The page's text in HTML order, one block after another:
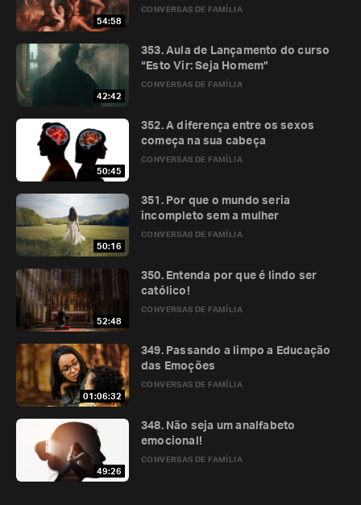
54:58
CONVERSAS DE FAMÍLIA
42:42
CONVERSAS DE FAMÍLIA
353. Aula de Lançamento do curso
“Esto Vir: Seja Homem”
50:45
CONVERSAS DE FAMÍLIA
352. A diferença entre os sexos
começa na sua cabeça
50:16
CONVERSAS DE FAMÍLIA
351. Por que o mundo seria
incompleto sem a mulher
52:48
CONVERSAS DE FAMÍLIA
350. Entenda por que é lindo ser
católico!
01:06:32
CONVERSAS DE FAMÍLIA
349. Passando a limpo a Educação
das Emoções
49:26
CONVERSAS DE FAMÍLIA
348. Não seja um analfabeto
emocional!